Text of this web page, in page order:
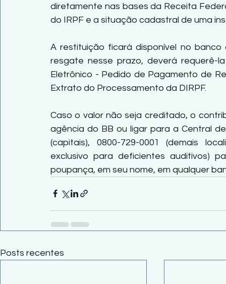
diretamente nas bases da Receita
do IRPF e a situação cadastral de uma
A restituição ficará disponível no
resgate nesse prazo, deverá requerê-
Eletrônico - Pedido de Pagamento de
Extrato do Processamento da DIRPF.
Caso o valor não seja creditado, o
agência do BB ou ligar para a Central
(capitais), 0800-729-0001 (demais
exclusivo para deficientes auditivos)
poupança, em seu nome, em qualquer
Posts recentes